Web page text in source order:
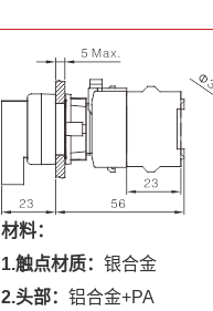
材料：
1.触点材质： 银合金
2.头部： 铝合金+PA